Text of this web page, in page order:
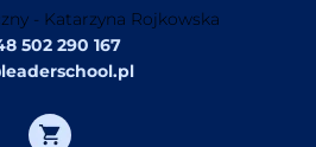
- Katarzyna Rojkowska
502 290 167